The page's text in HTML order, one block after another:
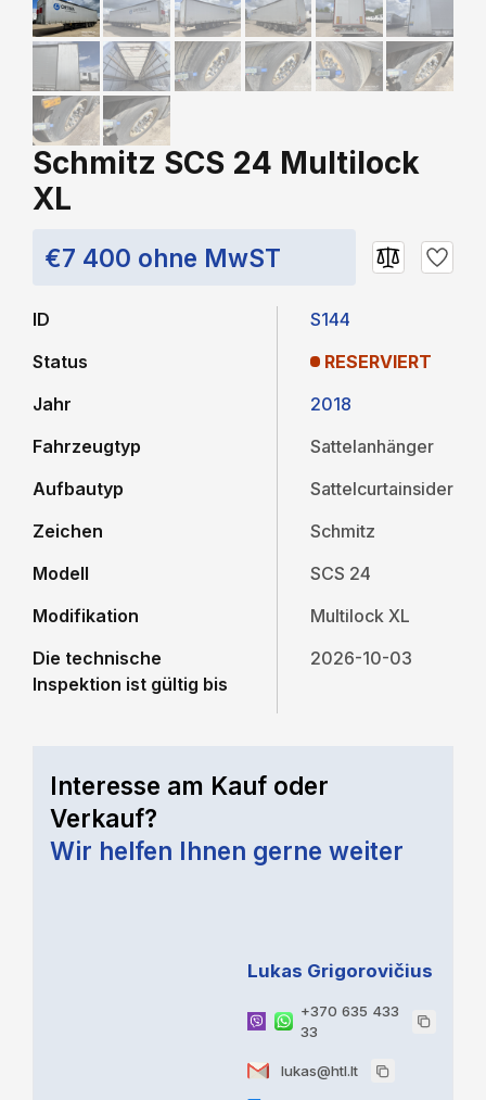
Schmitz SCS 24 Multilock
XL
€7 400 ohne MwST
ID
Status
Jahr
Fahrzeugtyp
Aufbautyp
Zeichen
Modell
Modifikation
Die technische
Inspektion ist gültig bis
S144
RESERVIERT
2018
Sattelanhänger
Sattelcurtainsider
Schmitz
SCS 24
Multilock XL
2026-10-03
Interesse am Kauf oder
Verkauf?
Wir helfen Ihnen gerne weiter
Lukas Grigorovičius
+370 635 433
33
lukas@htl.lt